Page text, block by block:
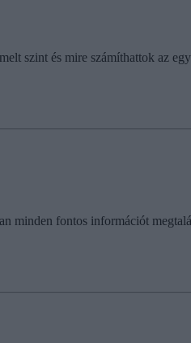
szint és mire számíthattok az
minden fontos információt